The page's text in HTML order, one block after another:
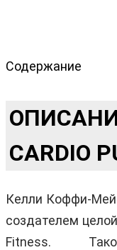
Содержание
CARDIO
Келли Коффи-
создателем
Fitness.